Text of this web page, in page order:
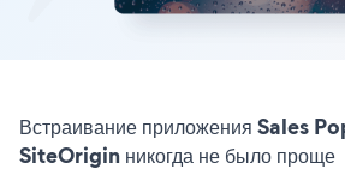
Встраивание приложения Sales
SiteOrigin никогда не было проще